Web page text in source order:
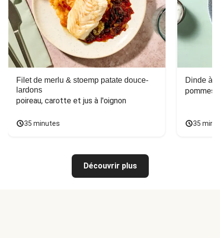
Filet de merlu & stoemp patate douce-
lardons
poireau, carotte et jus à l'oignon
35 minutes
Dinde à
pommes
35
Découvrir plus